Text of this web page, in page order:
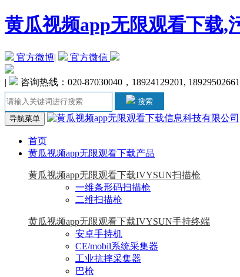
黄瓜视频app无限观看下载,
官方微博| 官方微信
| 咨询热线：020-87030040，18924129201,
搜索
导航菜单
首页
黄瓜视频app无限观看下载产品
黄瓜视频app无限观看下载IVYSUN扫描枪
一维条形码扫描枪
二维扫描枪
黄瓜视频app无限观看下载IVYSUN手持终端
安卓手持机
CE/mobil系统采集器
工业抗摔采集器
巴枪